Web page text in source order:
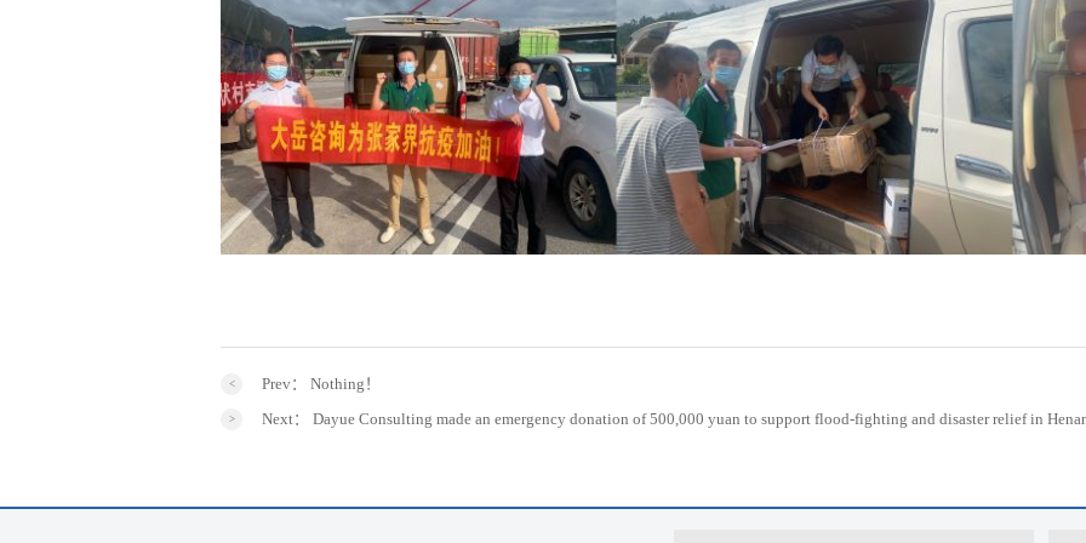
Prev： Nothing！
Next： Dayue Consulting made an emergency donation of 500,000 yuan to support flood-fighting and disaster relief in